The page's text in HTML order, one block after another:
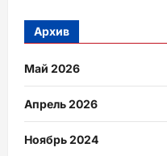
Архив
Май 2026
Апрель 2026
Ноябрь 2024